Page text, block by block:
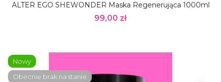
ALTER EGO SHEWONDER Maska Regenerująca 1000ml
99,00 zł
Nowy
Obecnie brak na stanie